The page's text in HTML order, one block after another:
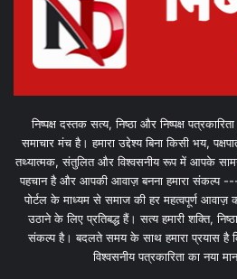
निष्पक्ष दस्तक सत्य, निष्ठा और निष्पक्ष
समाचार मंच है। हमारा उद्देश्य बिना किसी भय,
तथ्यात्मक, संतुलित और विश्वसनीय रूप में आपके सामने
पहचान है और आपकी आवाज़ बनना हमारा संकल्प
पोर्टल के माध्यम से समाज की हर महत्वपूर्ण आवाज़
उठाने के लिए प्रतिबद्ध हैं। सत्य हमारी शक्ति,
संकल्प है। बदलते समय के साथ हमारा प्रयास है
विश्वसनीय पत्रकारिता का नया